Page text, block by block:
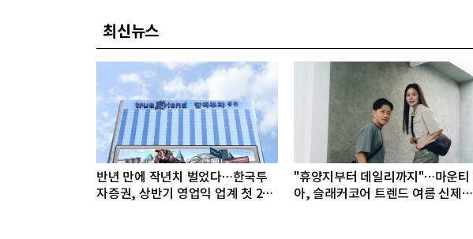
최신뉴스
반년 만에 작년치 벌었다…한국투
자증권, 상반기 영업익 업계 첫 2조
"휴양지부터 데일리까지"…마운티
아, 슬래커코어 트렌드 여름 신제품